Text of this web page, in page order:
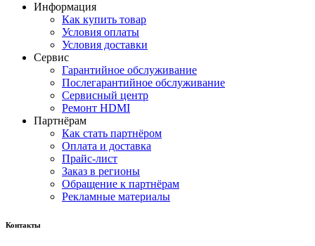
Информация
Как купить товар
Условия оплаты
Условия доставки
Сервис
Гарантийное обслуживание
Послегарантийное обслуживание
Сервисный центр
Ремонт HDMI
Партнёрам
Как стать партнёром
Оплата и доставка
Прайс-лист
Заказ в регионы
Обращение к партнёрам
Рекламные материалы
Контакты